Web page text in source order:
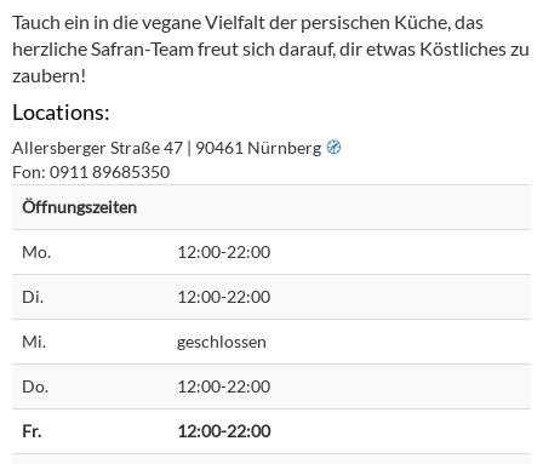
Tauch ein in die vegane Vielfalt der persischen Küche, das
herzliche Safran-Team freut sich darauf, dir etwas Köstliches zu
zaubern!
Locations:
Allersberger Straße 47 | 90461 Nürnberg 🧭︎
Fon: 0911 89685350
Öffnungszeiten
Mo. 12:00-22:00
Di. 12:00-22:00
Mi. geschlossen
Do. 12:00-22:00
Fr. 12:00-22:00